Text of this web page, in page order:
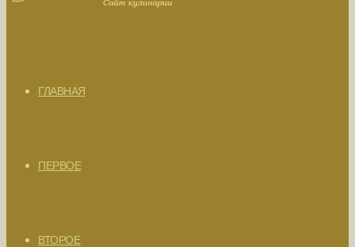
ГЛАВНАЯ
ПЕРВОЕ
ВТОРОЕ